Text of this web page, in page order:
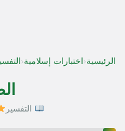
الرئيسية‹ اختبارات إسلامية‹
التفسير